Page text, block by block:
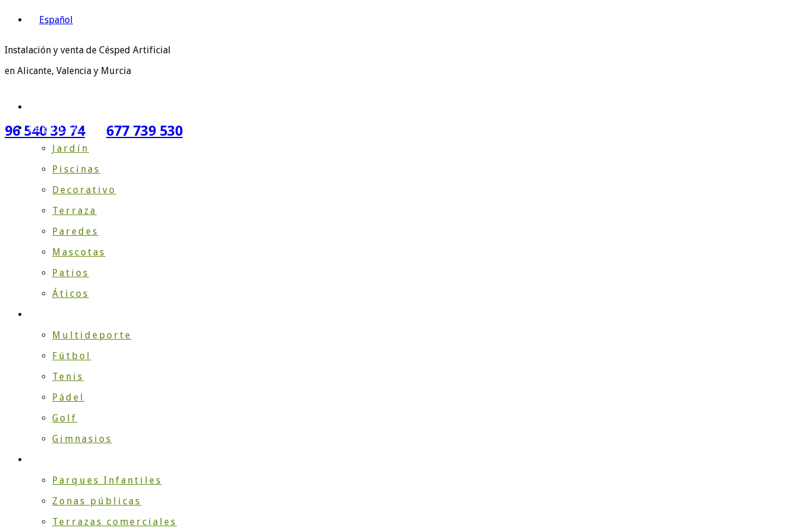
Español
Instalación y venta de Césped Artificial
en Alicante, Valencia y Murcia
96 540 39 74 677 739 530
Según su Uso
Jardín
Piscinas
Decorativo
Terraza
Paredes
Mascotas
Patios
Áticos
Multideporte
Fútbol
Tenis
Pádel
Golf
Gimnasios
Parques Infantiles
Zonas públicas
Terrazas comerciales